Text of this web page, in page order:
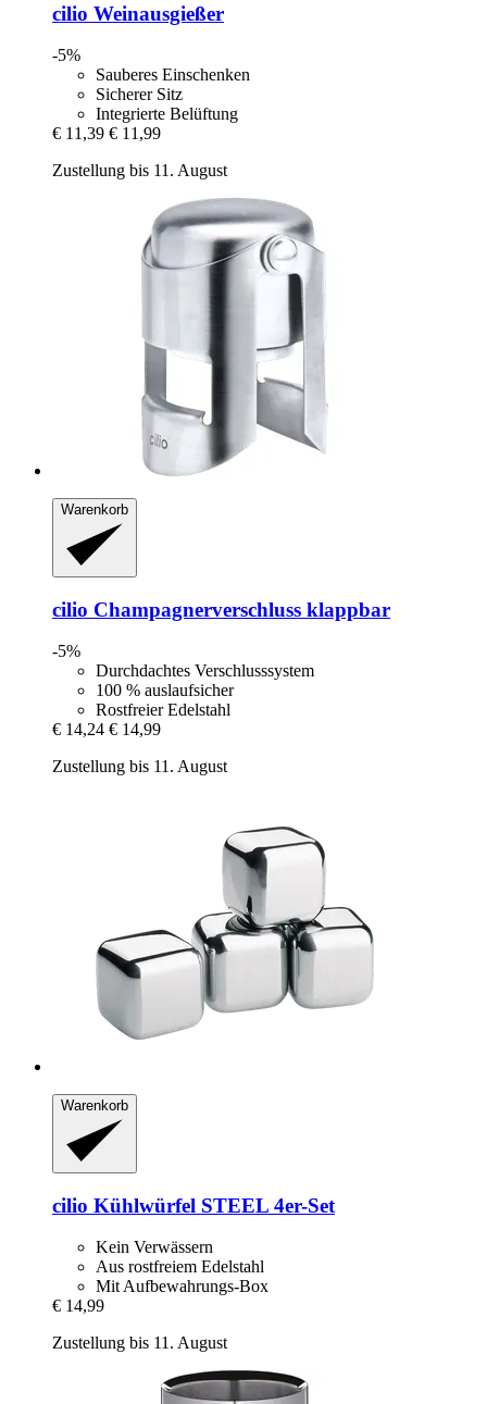
cilio Weinausgießer
-5%
Sauberes Einschenken
Sicherer Sitz
Integrierte Belüftung
€ 11,39 € 11,99
Zustellung bis 11. August
Warenkorb
cilio Champagnerverschluss klappbar
-5%
Durchdachtes Verschlusssystem
100 % auslaufsicher
Rostfreier Edelstahl
€ 14,24 € 14,99
Zustellung bis 11. August
Warenkorb
cilio Kühlwürfel STEEL 4er-​Set
Kein Verwässern
Aus rostfreiem Edelstahl
Mit Aufbewahrungs-Box
€ 14,99
Zustellung bis 11. August